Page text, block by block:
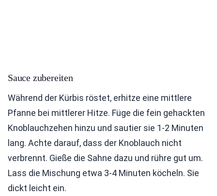
Sauce zubereiten
Während der Kürbis röstet, erhitze eine mittlere
Pfanne bei mittlerer Hitze. Füge die fein gehackten
Knoblauchzehen hinzu und sautier sie 1-2 Minuten
lang. Achte darauf, dass der Knoblauch nicht
verbrennt. Gieße die Sahne dazu und rühre gut um.
Lass die Mischung etwa 3-4 Minuten köcheln. Sie
dickt leicht ein.